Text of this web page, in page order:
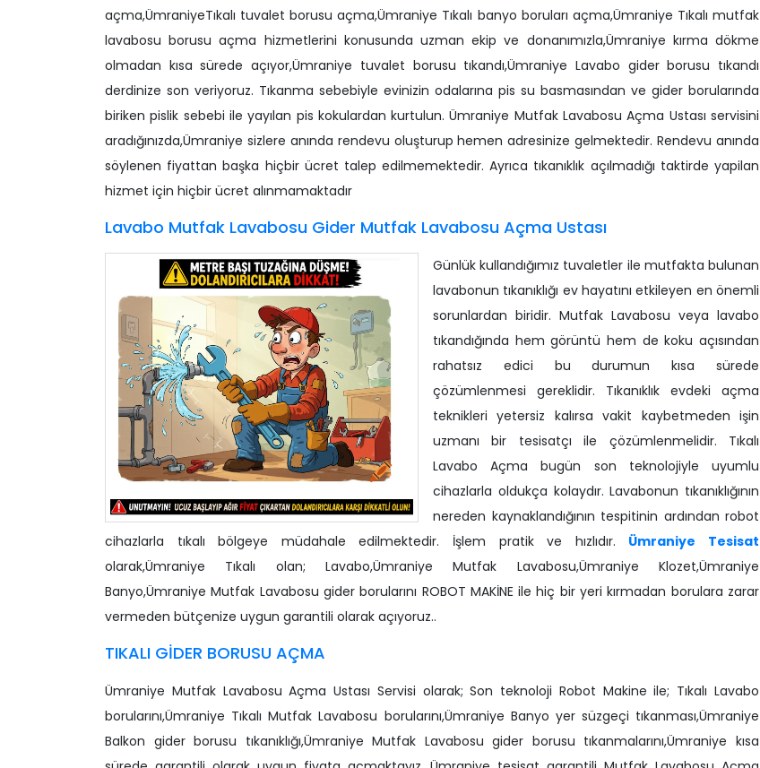
açma,ÜmraniyeTıkalı tuvalet borusu açma,Ümraniye Tıkalı banyo boruları açma,Ümraniye Tıkalı mutfak
lavabosu borusu açma hizmetlerini konusunda uzman ekip ve donanımızla,Ümraniye kırma dökme
olmadan kısa sürede açıyor,Ümraniye tuvalet borusu tıkandı,Ümraniye Lavabo gider borusu tıkandı
derdinize son veriyoruz. Tıkanma sebebiyle evinizin odalarına pis su basmasından ve gider borularında
biriken pislik sebebi ile yayılan pis kokulardan kurtulun. Ümraniye Mutfak Lavabosu Açma Ustası servisini
aradığınızda,Ümraniye sizlere anında rendevu oluşturup hemen adresinize gelmektedir. Rendevu anında
söylenen fiyattan başka hiçbir ücret talep edilmemektedir. Ayrıca tıkanıklık açılmadığı taktirde yapilan
hizmet için hiçbir ücret alınmamaktadır
Lavabo Mutfak Lavabosu Gider Mutfak Lavabosu Açma Ustası
Günlük kullandığımız tuvaletler ile mutfakta bulunan
lavabonun tıkanıklığı ev hayatını etkileyen en önemli
sorunlardan biridir. Mutfak Lavabosu veya lavabo
tıkandığında hem görüntü hem de koku açısından
rahatsız edici bu durumun kısa sürede
çözümlenmesi gereklidir. Tıkanıklık evdeki açma
teknikleri yetersiz kalırsa vakit kaybetmeden işin
uzmanı bir tesisatçı ile çözümlenmelidir. Tıkalı
Lavabo Açma bugün son teknolojiyle uyumlu
cihazlarla oldukça kolaydır. Lavabonun tıkanıklığının
nereden kaynaklandığının tespitinin ardından robot
cihazlarla tıkalı bölgeye müdahale edilmektedir. İşlem pratik ve hızlıdır. Ümraniye Tesisat
olarak,Ümraniye Tıkalı olan; Lavabo,Ümraniye Mutfak Lavabosu,Ümraniye Klozet,Ümraniye
Banyo,Ümraniye Mutfak Lavabosu gider borularını ROBOT MAKİNE ile hiç bir yeri kırmadan borulara zarar
vermeden bütçenize uygun garantili olarak açıyoruz..
TIKALI GİDER BORUSU AÇMA
Ümraniye Mutfak Lavabosu Açma Ustası Servisi olarak; Son teknoloji Robot Makine ile; Tıkalı Lavabo
borularını,Ümraniye Tıkalı Mutfak Lavabosu borularını,Ümraniye Banyo yer süzgeçi tıkanması,Ümraniye
Balkon gider borusu tıkanıklığı,Ümraniye Mutfak Lavabosu gider borusu tıkanmalarını,Ümraniye kısa